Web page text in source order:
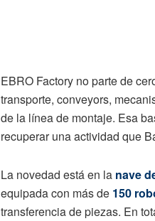
EBRO Factory no parte de
transporte, conveyors,
de la línea de montaje. Esa
recuperar una actividad que
La novedad está en la nave
equipada con más de 150
transferencia de piezas. En